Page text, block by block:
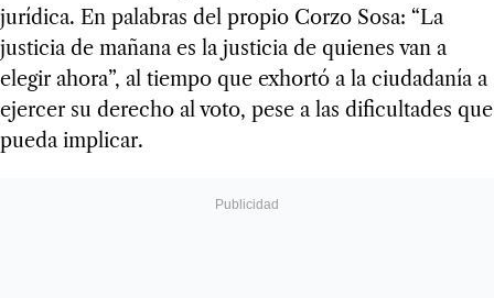
jurídica. En palabras del propio Corzo Sosa: “La
justicia de mañana es la justicia de quienes van a
elegir ahora”, al tiempo que exhortó a la ciudadanía a
ejercer su derecho al voto, pese a las dificultades que
pueda implicar.